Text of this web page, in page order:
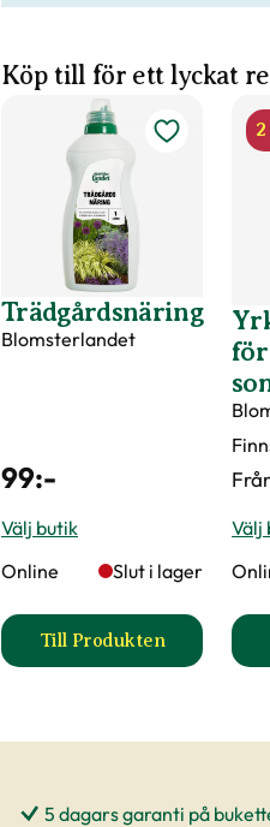
Köp till för ett lyckat
Trädgårdsnäring
Blomsterlandet
99:-
Välj butik
Online
Slut i lager
Till Produkten
till
för
Välj
5 dagars garanti på